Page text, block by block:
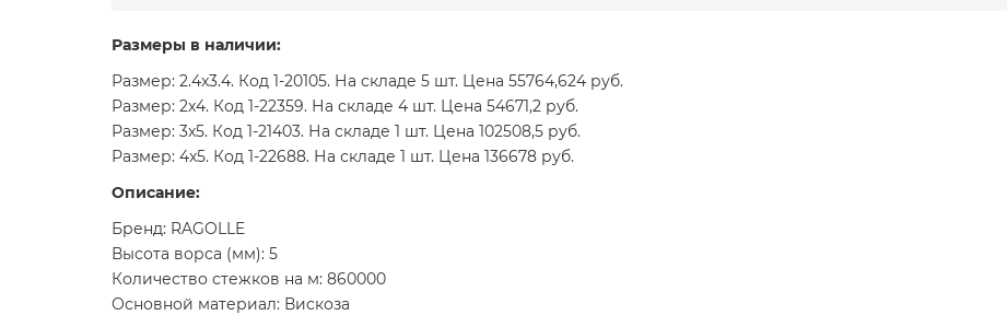
Размеры в наличии:
Размер: 2.4x3.4. Код 1-20105. На складе 5 шт. Цена 55764,624 руб.
Размер: 2x4. Код 1-22359. На складе 4 шт. Цена 54671,2 руб.
Размер: 3x5. Код 1-21403. На складе 1 шт. Цена 102508,5 руб.
Размер: 4x5. Код 1-22688. На складе 1 шт. Цена 136678 руб.
Описание:
Бренд: RAGOLLE
Высота ворса (мм): 5
Количество стежков на м: 860000
Основной материал: Вискоза